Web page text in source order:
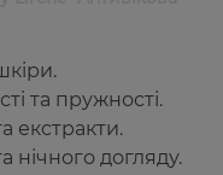
та пружності.
екстракти.
нічного догляду.